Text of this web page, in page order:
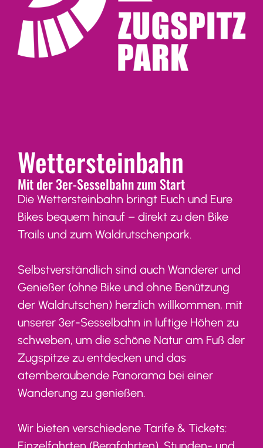
Wettersteinbahn
Mit der 3er-Sesselbahn zum Start
Die Wettersteinbahn bringt Euch und Eure
Bikes bequem hinauf – direkt zu den Bike
Trails und zum Waldrutschenpark.
Selbstverständlich sind auch Wanderer und
Genießer (ohne Bike und ohne Benützung
der Waldrutschen) herzlich willkommen, mit
unserer 3er-Sesselbahn in luftige Höhen zu
schweben, um die schöne Natur am Fuß der
Zugspitze zu entdecken und das
atemberaubende Panorama bei einer
Wanderung zu genießen.
Wir bieten verschiedene Tarife & Tickets: